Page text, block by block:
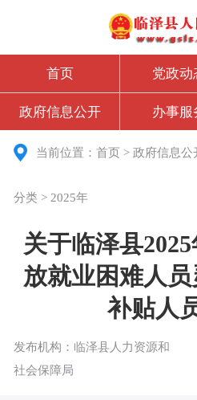
首页 党政动
政府信息公开 办事服
当前位置：首页 >政府信息公
分类 > 2025年
关于临泽县
放就业困难人
补贴人
发布机构：临泽县人力资源和
社会保障局